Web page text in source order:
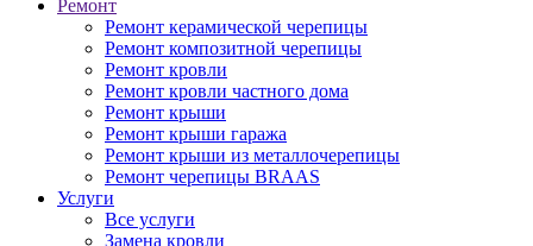
Ремонт
Ремонт керамической черепицы
Ремонт композитной черепицы
Ремонт кровли
Ремонт кровли частного дома
Ремонт крыши
Ремонт крыши гаража
Ремонт крыши из металлочерепицы
Ремонт черепицы BRAAS
Услуги
Все услуги
Замена кровли